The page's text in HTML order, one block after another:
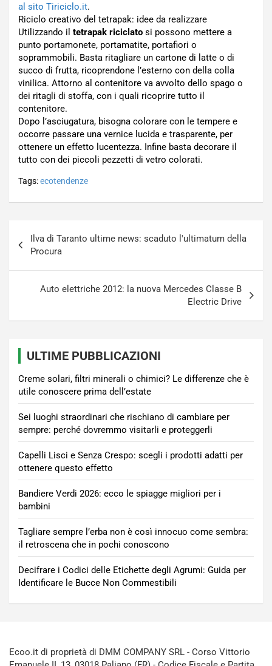
al sito Tiriciclo.it.
Riciclo creativo del tetrapak: idee da realizzare
Utilizzando il tetrapak riciclato si possono mettere a
punto portamonete, portamatite, portafiori o
soprammobili. Basta ritagliare un cartone di latte o di
succo di frutta, ricoprendone l’esterno con della colla
vinilica. Attorno al contenitore va avvolto dello spago o
dei ritagli di stoffa, con i quali ricoprire tutto il
contenitore.
Dopo l’asciugatura, bisogna colorare con le tempere e
occorre passare una vernice lucida e trasparente, per
ottenere un effetto lucentezza. Infine basta decorare il
tutto con dei piccoli pezzetti di vetro colorati.
Tags:ecotendenze
articoli
Ilva di Taranto ultime news: scaduto l'ultimatum della
Procura
Auto elettriche 2012: la nuova Mercedes Classe B
Electric Drive
ULTIME PUBBLICAZIONI
Creme solari, filtri minerali o chimici? Le differenze che è
utile conoscere prima dell’estate
Sei luoghi straordinari che rischiano di cambiare per
sempre: perché dovremmo visitarli e proteggerli
Capelli Lisci e Senza Crespo: scegli i prodotti adatti per
ottenere questo effetto
Bandiere Verdi 2026: ecco le spiagge migliori per i
bambini
Tagliare sempre l’erba non è così innocuo come sembra:
il retroscena che in pochi conoscono
Decifrare i Codici delle Etichette degli Agrumi: Guida per
Identificare le Bucce Non Commestibili
Ecoo.it di proprietà di DMM COMPANY SRL - Corso Vittorio